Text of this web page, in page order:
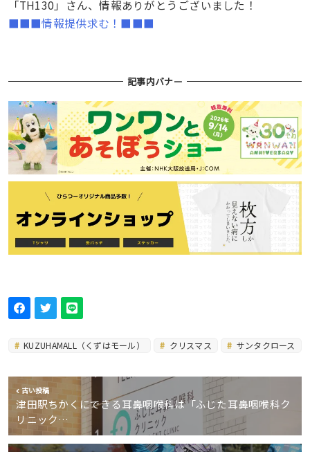
「TH130」さん、情報ありがとうございました！
■■■情報提供求む！■■■
記事内バナー
KUZUHAMALL（くずはモール） クリスマス サンタクロース
古い投稿
津田駅ちかくにできる耳鼻咽喉科は「ふじた耳鼻咽喉科ク
リニック…